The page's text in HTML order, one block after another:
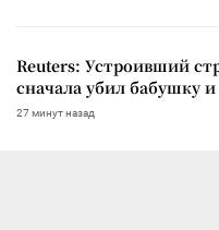
Reuters: Устроивший
сначала убил бабушку
27 минут назад